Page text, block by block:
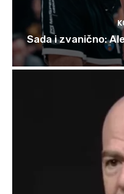
Sada i zvanično: